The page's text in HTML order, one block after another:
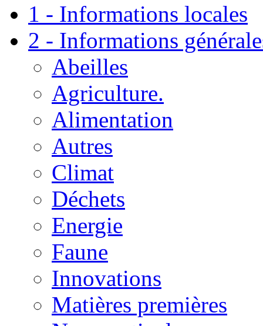
1 - Informations locales
2 - Informations
Abeilles
Agriculture.
Alimentation
Autres
Climat
Déchets
Energie
Faune
Innovations
Matières premières